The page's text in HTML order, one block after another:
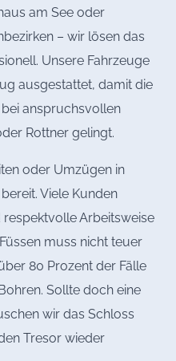
am See oder
– wir lösen das
Unsere Fahrzeuge
ausgestattet, damit die
anspruchsvollen
Rottner gelingt.
oder Umzügen in
Viele Kunden
Arbeitsweise
muss nicht teuer
80 Prozent der Fälle
Sollte doch eine
wir das Schloss
Tresor wieder